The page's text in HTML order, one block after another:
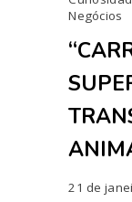
Negócios
21 de